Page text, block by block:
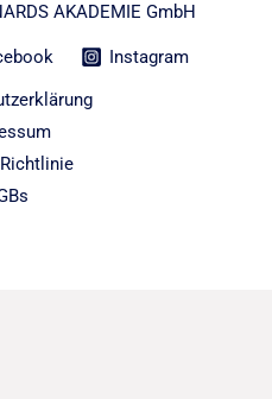
AKADEMIE GmbH
Instagram